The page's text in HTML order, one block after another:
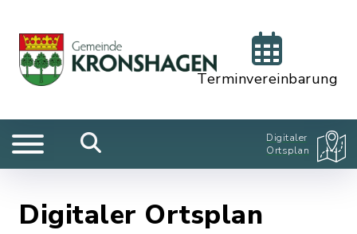
Terminvereinbarung
Digitaler
Ortsplan
Digitaler Ortsplan